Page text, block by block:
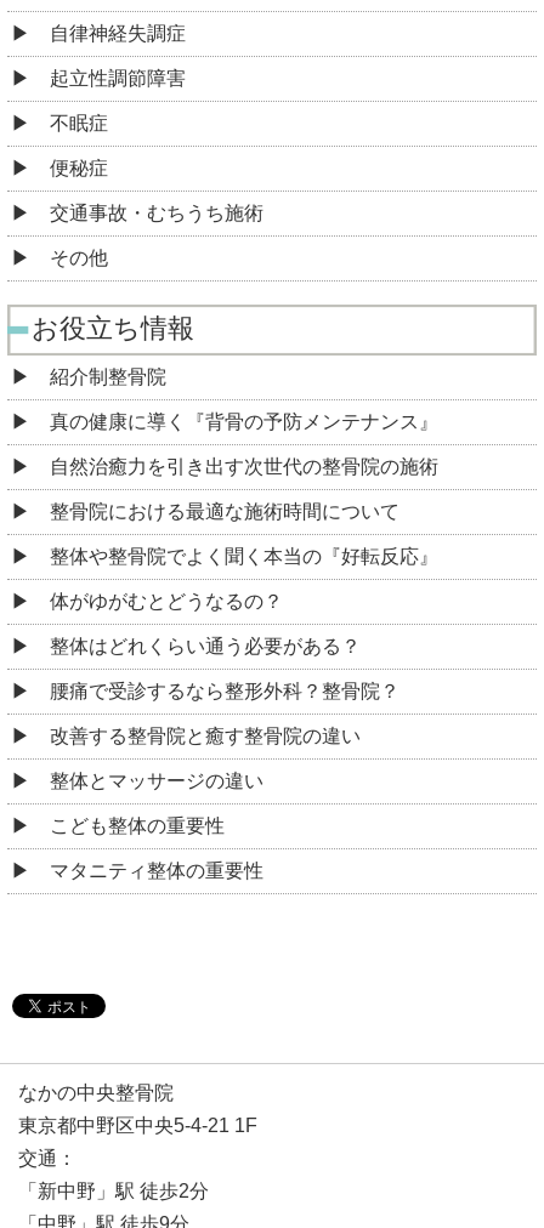
自律神経失調症
起立性調節障害
不眠症
便秘症
交通事故・むちうち施術
その他
お役立ち情報
紹介制整骨院
真の健康に導く『背骨の予防メンテナンス』
自然治癒力を引き出す次世代の整骨院の施術
整骨院における最適な施術時間について
整体や整骨院でよく聞く本当の『好転反応』
体がゆがむとどうなるの？
整体はどれくらい通う必要がある？
腰痛で受診するなら整形外科？整骨院？
改善する整骨院と癒す整骨院の違い
整体とマッサージの違い
こども整体の重要性
マタニティ整体の重要性
なかの中央整骨院
東京都中野区中央5-4-21 1F
交通：
「新中野」駅 徒歩2分